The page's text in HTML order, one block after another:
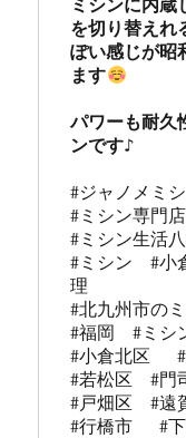
ミシンに内蔵
を切り替えれ
ぽい感じが昭
ます
パワーも耐久
#ジャノメミ
#ミシン専門
#ミシン生活
#ミシン  #小
理
#北九州市の
#福岡  #ミ
#小倉北区
#若松区  #門
#戸畑区  #遠
#行橋市   #